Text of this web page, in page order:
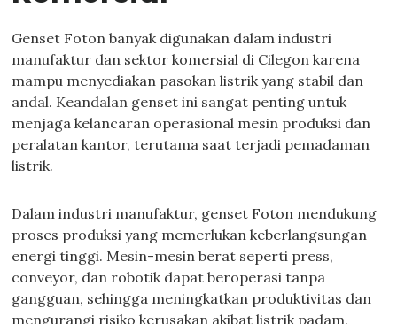
Genset Foton banyak digunakan dalam industri
manufaktur dan sektor komersial di Cilegon karena
mampu menyediakan pasokan listrik yang stabil dan
andal. Keandalan genset ini sangat penting untuk
menjaga kelancaran operasional mesin produksi dan
peralatan kantor, terutama saat terjadi pemadaman
listrik.
Dalam industri manufaktur, genset Foton mendukung
proses produksi yang memerlukan keberlangsungan
energi tinggi. Mesin-mesin berat seperti press,
conveyor, dan robotik dapat beroperasi tanpa
gangguan, sehingga meningkatkan produktivitas dan
mengurangi risiko kerusakan akibat listrik padam.